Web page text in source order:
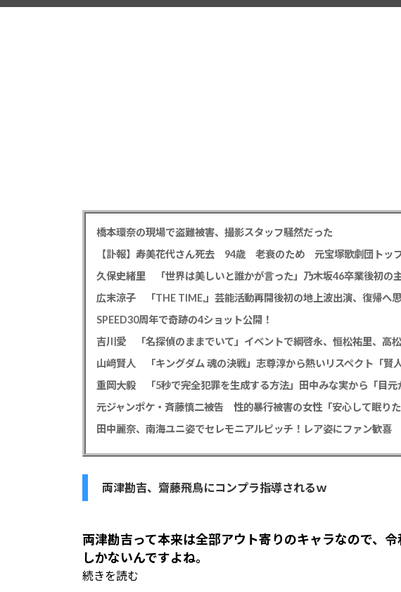
橋本環奈の現場で盗難被害、撮影スタッフ騒然だった
広末涼子 「THE TIME,」芸能活動再開後初の地上波出演、復帰へ
SPEED30周年で奇跡の4ショット公開！
吉川愛 「名探偵のままでいて」イベントで綱啓永、恒松祐里、高
山﨑賢人 「キングダム 魂の決戦」志尊淳から熱いリスペクト「賢
元ジャンポケ・斉藤慎二被告 性的暴行被害の女性「安心して眠りた
田中麗奈、南海ユニ姿でセレモニアルピッチ！レア姿にファン歓喜
両津勘吉、齋藤飛鳥にコンプラ指導されるｗ
両津勘吉って本来は全部アウト寄りのキャラなので、
しかないんですよね。
続きを読む